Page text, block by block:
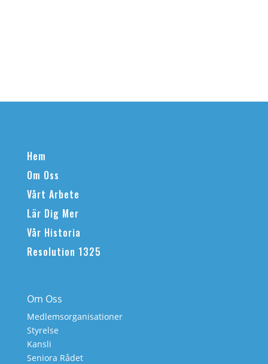
Hem
Om Oss
Vårt Arbete
Lär Dig Mer
Vår Historia
Resolution 1325
Om Oss
Medlemsorganisationer
Styrelse
Kansli
Seniora Rådet